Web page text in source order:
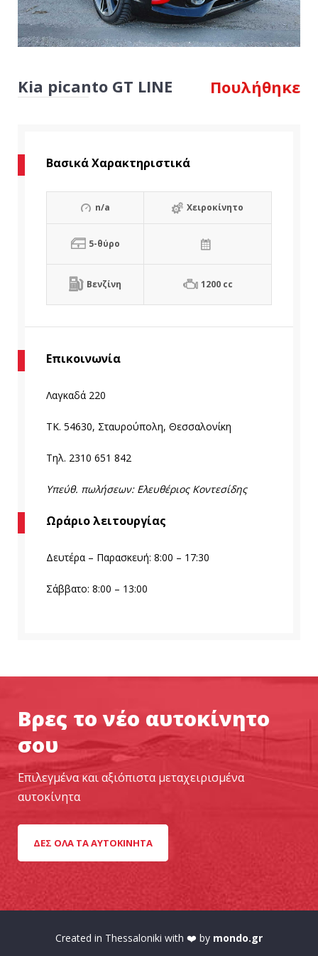
Kia picanto GT LINE Πουλήθηκε
Βασικά Χαρακτηριστικά
n/a Χειροκίνητο
5-θύρο
Βενζίνη 1200 cc
Επικοινωνία
Λαγκαδά 220
TK. 54630, Σταυρούπολη, Θεσσαλονίκη
Τηλ. 2310 651 842
Υπεύθ. πωλήσεων: Ελευθέριος Κοντεσίδης
Ωράριο λειτουργίας
Δευτέρα – Παρασκευή: 8:00 – 17:30
Σάββατο: 8:00 – 13:00
Βρες το νέο αυτοκίνητο
σου
Επιλεγμένα και αξιόπιστα μεταχειρισμένα
αυτοκίνητα
ΔΕΣ ΌΛΑ ΤΑ ΑΥΤΟΚΊΝΗΤΑ
Created in Thessaloniki with ❤️ by mondo.gr